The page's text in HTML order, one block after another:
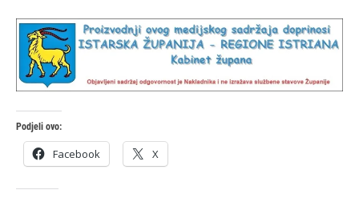
Podjeli ovo:
Facebook X